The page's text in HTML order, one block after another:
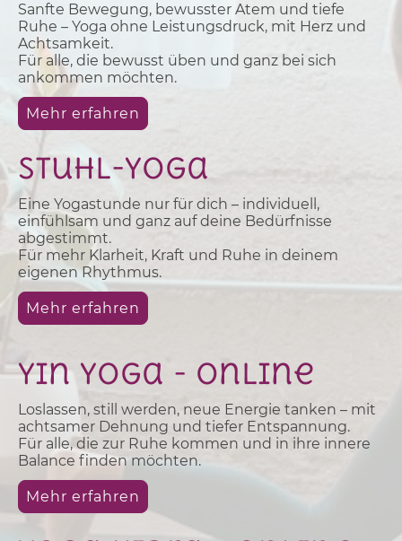
Sanfte Bewegung, bewusster Atem und tiefe
Ruhe – Yoga ohne Leistungsdruck, mit Herz und
Achtsamkeit.
Für alle, die bewusst üben und ganz bei sich
ankommen möchten.
Mehr erfahren
Stuhl-Yoga
Eine Yogastunde nur für dich – individuell,
einfühlsam und ganz auf deine Bedürfnisse
abgestimmt.
Für mehr Klarheit, Kraft und Ruhe in deinem
eigenen Rhythmus.
Mehr erfahren
Yin Yoga - Online
Loslassen, still werden, neue Energie tanken – mit
achtsamer Dehnung und tiefer Entspannung.
Für alle, die zur Ruhe kommen und in ihre innere
Balance finden möchten.
Mehr erfahren